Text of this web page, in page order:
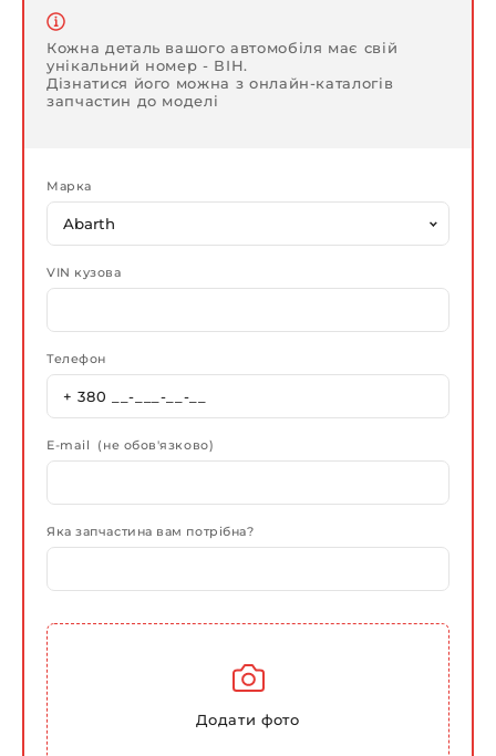
Кожна деталь вашого автомобіля має свій
унікальний номер - ВІН.
Дізнатися його можна з онлайн-каталогів
запчастин до моделі
Марка
VIN кузова
Телефон
E-mail (не обов'язково)
Яка запчастина вам потрібна?
Додати фото